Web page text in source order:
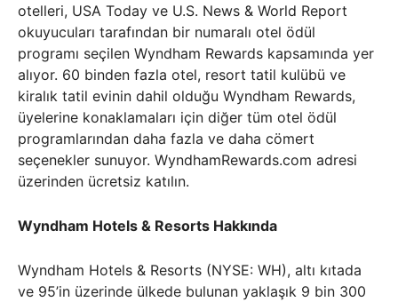
otelleri, USA Today ve U.S. News & World Report
okuyucuları tarafından bir numaralı otel ödül
programı seçilen Wyndham Rewards kapsamında yer
alıyor. 60 binden fazla otel, resort tatil kulübü ve
kiralık tatil evinin dahil olduğu Wyndham Rewards,
üyelerine konaklamaları için diğer tüm otel ödül
programlarından daha fazla ve daha cömert
seçenekler sunuyor. WyndhamRewards.com adresi
üzerinden ücretsiz katılın.
Wyndham Hotels & Resorts Hakkında
Wyndham Hotels & Resorts (NYSE: WH), altı kıtada
ve 95’in üzerinde ülkede bulunan yaklaşık 9 bin 300